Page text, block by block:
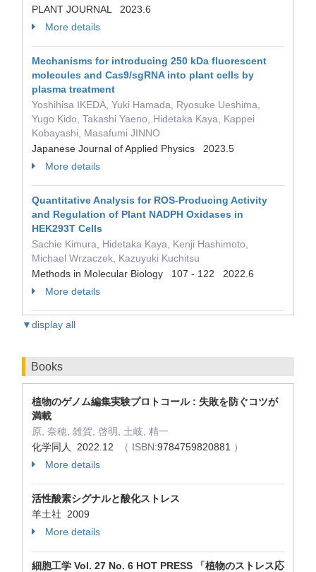
PLANT JOURNAL 2023.6
More details
Mechanisms for introducing 250 kDa fluorescent
molecules and Cas9/sgRNA into plant cells by
plasma treatment
Yoshihisa IKEDA, Yuki Hamada, Ryosuke Ueshima,
Yugo Kido, Takashi Yaeno, Hidetaka Kaya, Kappei
Kobayashi, Masafumi JINNO
Japanese Journal of Applied Physics 2023.5
More details
Quantitative Analysis for ROS-Producing Activity
and Regulation of Plant NADPH Oxidases in
HEK293T Cells
Sachie Kimura, Hidetaka Kaya, Kenji Hashimoto,
Michael Wrzaczek, Kazuyuki Kuchitsu
Methods in Molecular Biology 107 - 122 2022.6
More details
▼display all
Books
植物のゲノム編集実験プロトコール : 失敗を防ぐコツが
満載
原, 奈穂, 雑賀, 啓明, 土岐, 精一
化学同人 2022.12
（ ISBN:9784759820881 ）
More details
活性酸素シグナルと酸化ストレス
羊土社 2009
More details
細胞工学 Vol. 27 No. 6 HOT PRESS 「植物のストレス応